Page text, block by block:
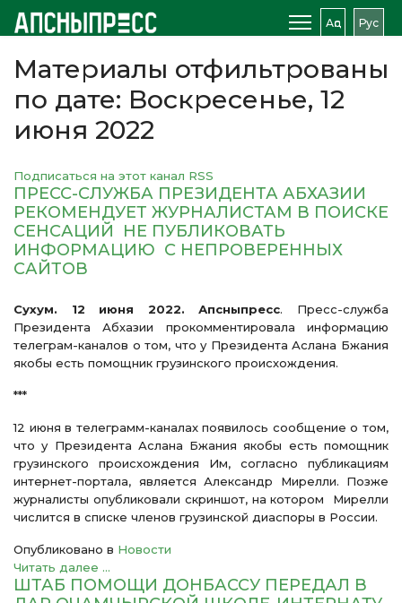
Аԥс Рус
Материалы отфильтрованы
по дате: Воскресенье, 12
июня 2022
Подписаться на этот канал RSS
ПРЕСС-СЛУЖБА ПРЕЗИДЕНТА АБХАЗИИ
РЕКОМЕНДУЕТ ЖУРНАЛИСТАМ В ПОИСКЕ
СЕНСАЦИЙ НЕ ПУБЛИКОВАТЬ
ИНФОРМАЦИЮ С НЕПРОВЕРЕННЫХ
САЙТОВ
Сухум. 12 июня 2022. Апсныпресс. Пресс-служба
Президента Абхазии прокомментировала информацию
телеграм-каналов о том, что у Президента Аслана Бжания
якобы есть помощник грузинского происхождения.
***
12 июня в телеграмм-каналах появилось сообщение о том,
что у Президента Аслана Бжания якобы есть помощник
грузинского происхождения Им, согласно публикациям
интернет-портала, является Александр Мирелли. Позже
журналисты опубликовали скриншот, на котором Мирелли
числится в списке членов грузинской диаспоры в России.
Опубликовано в Новости
Читать далее ...
ШТАБ ПОМОЩИ ДОНБАССУ ПЕРЕДАЛ В